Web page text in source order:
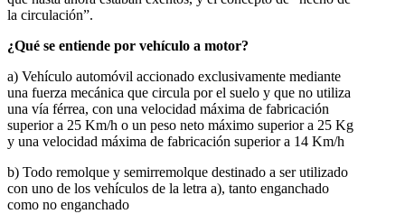
la circulación”.
¿Qué se entiende por vehículo a motor?
a) Vehículo automóvil accionado exclusivamente mediante
una fuerza mecánica que circula por el suelo y que no utiliza
una vía férrea, con una velocidad máxima de fabricación
superior a 25 Km/h o un peso neto máximo superior a 25 Kg
y una velocidad máxima de fabricación superior a 14 Km/h
b) Todo remolque y semirremolque destinado a ser utilizado
con uno de los vehículos de la letra a), tanto enganchado
como no enganchado